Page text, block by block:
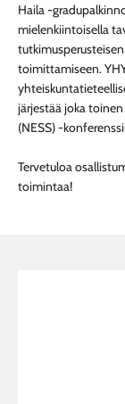
Haila -
mielenkiintoisella
toimittamiseen.
järjestää joka
(NESS) -
Tervetuloa
toimintaa!